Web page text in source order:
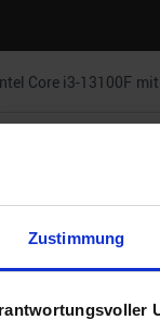
Zustimmung
Core i3-13100F mit